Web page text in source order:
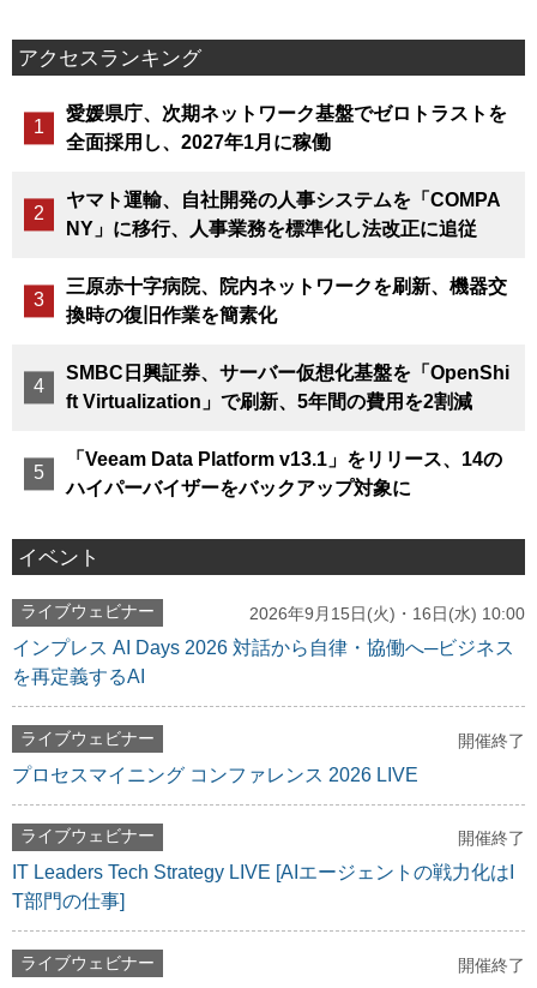
アクセスランキング
愛媛県庁、次期ネットワーク基盤でゼロトラストを
全面採用し、2027年1月に稼働
ヤマト運輸、自社開発の人事システムを「COMPA
NY」に移行、人事業務を標準化し法改正に追従
三原赤十字病院、院内ネットワークを刷新、機器交
換時の復旧作業を簡素化
SMBC日興証券、サーバー仮想化基盤を「OpenShi
ft Virtualization」で刷新、5年間の費用を2割減
「Veeam Data Platform v13.1」をリリース、14の
ハイパーバイザーをバックアップ対象に
イベント
ライブウェビナー 2026年9月15日(火)・16日(水) 10:00
インプレス AI Days 2026 対話から自律・協働へ─ビジネス
を再定義するAI
ライブウェビナー 開催終了
プロセスマイニング コンファレンス 2026 LIVE
ライブウェビナー 開催終了
IT Leaders Tech Strategy LIVE [AIエージェントの戦力化はI
T部門の仕事]
ライブウェビナー 開催終了